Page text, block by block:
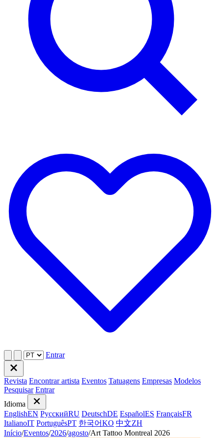
Entrar
Revista Encontrar artista Eventos Tatuagens Empresas Modelos
Pesquisar Entrar
Idioma
EnglishEN РусскийRU DeutschDE EspañolES FrançaisFR
ItalianoIT PortuguêsPT 한국어KO 中文ZH
Início/Eventos/2026/agosto/Art Tattoo Montreal 2026